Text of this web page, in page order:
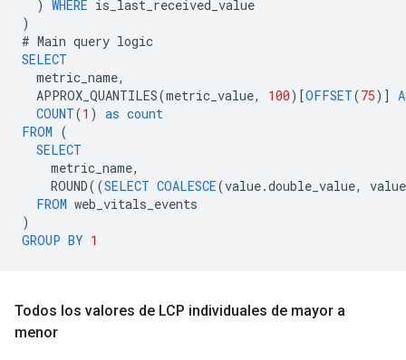
) WHERE is_last_received_value
)
# Main query logic
SELECT
metric_name,
APPROX_QUANTILES(metric_value, 100)[OFFSET(75)]
COUNT(1 ) as count
FROM (
SELECT
metric_name,
ROUND((SELECT COALESCE(value.double_value,
value
FROM web_vitals_events
)
GROUP BY 1
Todos los valores de LCP individuales de mayor a
menor